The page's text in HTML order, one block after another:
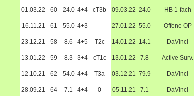
01.03.22 60 24.0 4+4 cT3b 09.03.22 24.0 HB 1-fach
16.11.21 61 55.0 4+3 27.01.22 55.0 Offene OP
23.12.21 58 8.6 4+5 T2c 14.01.22 14.1 DaVinci
13.01.22 59 8.3 3+4 cT1c 13.01.22 7.8 Active Surv.
12.10.21 62 54.0 4+4 T3a 03.12.21 79.9 DaVinci
28.09.21 64 7.1 4+4 0 05.11.21 7.1 DaVinci